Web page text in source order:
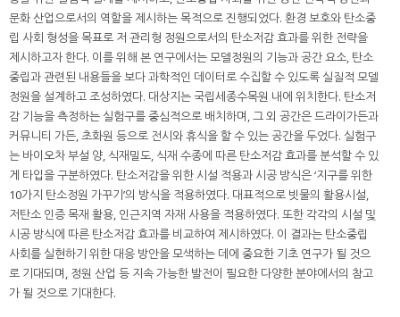
문화 산업으로서의 역할을 제시하는 목적으로 진행되었다. 환경 보호와 탄소중
립 사회 형성을 목표로 저 관리형 정원으로서의 탄소저감 효과를 위한 전략을
제시하고자 한다. 이를 위해 본 연구에서는 모델정원의 기능과 공간 요소, 탄소
중립과 관련된 내용들을 보다 과학적인 데이터로 수집할 수 있도록 실질적 모델
정원을 설계하고 조성하였다. 대상지는 국립세종수목원 내에 위치한다. 탄소저
감 기능을 측정하는 실험구를 중심적으로 배치하며, 그 외 공간은 드라이가든과
커뮤니티 가든, 초화원 등으로 전시와 휴식을 할 수 있는 공간을 두었다. 실험구
는 바이오차 부설 양, 식재밀도, 식재 수종에 따른 탄소저감 효과를 분석할 수 있
게 타입을 구분하였다. 탄소저감을 위한 시설 적용과 시공 방식은 ‘지구를 위한
10가지 탄소정원 가꾸기’의 방식을 적용하였다. 대표적으로 빗물의 활용시설,
저탄소 인증 목재 활용, 인근지역 자재 사용을 적용하였다. 또한 각각의 시설 및
시공 방식에 따른 탄소저감 효과를 비교하여 제시하였다. 이 결과는 탄소중립
사회를 실현하기 위한 대응 방안을 모색하는 데에 중요한 기초 연구가 될 것으
로 기대되며, 정원 산업 등 지속 가능한 발전이 필요한 다양한 분야에서의 참고
가 될 것으로 기대한다.